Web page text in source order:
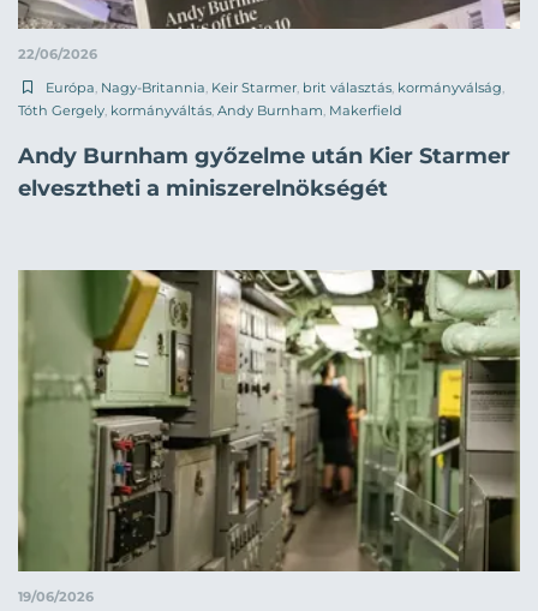
22/06/2026
Európa Nagy-Britannia Keir Starmer brit választás kormányválság
Tóth Gergely kormányváltás Andy Burnham Makerfield
Andy Burnham győzelme után Kier Starmer
elvesztheti a miniszerelnökségét
19/06/2026